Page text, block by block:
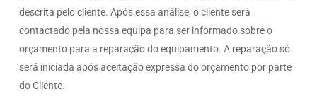
descrita pelo cliente. Após essa análise, o cliente será
contactado pela nossa equipa para ser informado sobre o
orçamento para a reparação do equipamento. A reparação só
será iniciada após aceitação expressa do orçamento por parte
do Cliente.